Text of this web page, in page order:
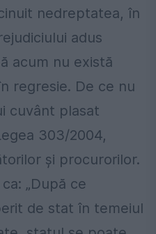
nedreptatea, în
adus
acum nu există
regresie. De ce nu
cuvânt plasat
303/2004,
și procurorilor.
„După ce
de stat în temeiul